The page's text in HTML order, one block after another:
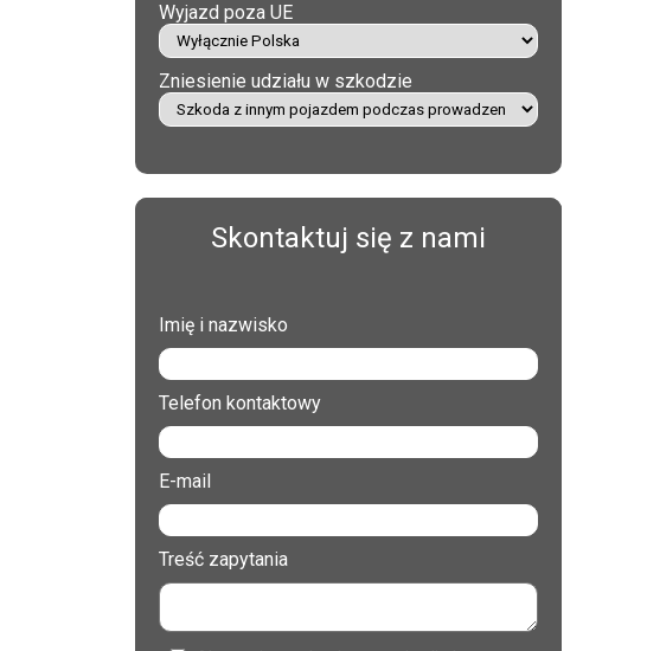
Wyjazd poza UE
Zniesienie udziału w szkodzie
Skontaktuj się z nami
Imię i nazwisko
Telefon kontaktowy
E-mail
Treść zapytania